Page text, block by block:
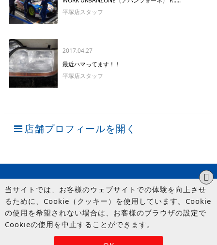
平塚店スタッフ
2017.04.27
最近ハマってます！！
平塚店スタッフ
店舗プロフィールを開く
© UP GARAGE GROUP Co., Ltd.
当サイトでは、お客様のウェブサイトでの体験を向上させ
るために、Cookie（クッキー）を使用しています。Cookie
の使用を希望されない場合は、お客様のブラウザの設定で
Cookieの使用を中止することができます。